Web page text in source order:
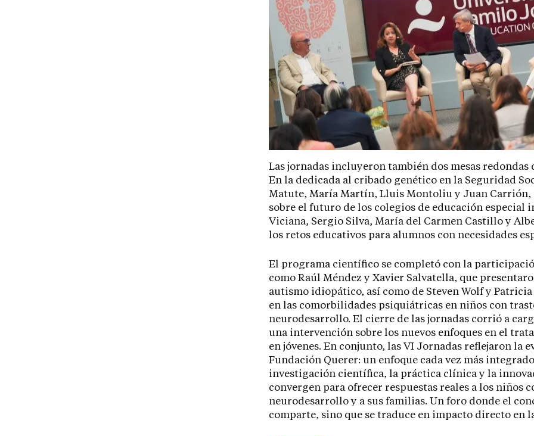
Las jornadas incluyeron también dos mesas
En la dedicada al cribado genético en la Seguridad
Matute, María Martín, Lluis Montoliu y Juan Carrión,
sobre el futuro de los colegios de educación
Viciana, Sergio Silva, María del Carmen Castillo y
los retos educativos para alumnos con necesidades
El programa científico se completó con la
como Raúl Méndez y Xavier Salvatella, que
autismo idiopático, así como de Steven Wolf y
en las comorbilidades psiquiátricas en niños con
neurodesarrollo. El cierre de las jornadas corrió a
una intervención sobre los nuevos enfoques en el
en jóvenes. En conjunto, las VI Jornadas reflejaron la
Fundación Querer: un enfoque cada vez más
investigación científica, la práctica clínica y la
convergen para ofrecer respuestas reales a los niños
neurodesarrollo y a sus familias. Un foro donde el
comparte, sino que se traduce en impacto directo en